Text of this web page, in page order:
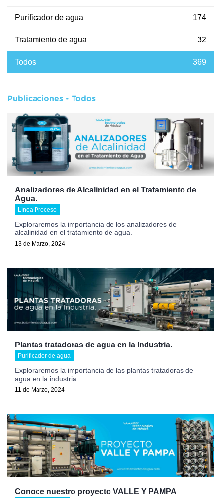
Purificador de agua 174
Tratamiento de agua 32
Todos 369
Publicaciones - Todos
Analizadores de Alcalinidad en el Tratamiento de
Agua.
Línea Proceso
Exploraremos la importancia de los analizadores de
alcalinidad en el tratamiento de agua.
13 de Marzo, 2024
Plantas tratadoras de agua en la Industria.
Purificador de agua
Exploraremos la importancia de las plantas tratadoras de
agua en la industria.
11 de Marzo, 2024
Conoce nuestro proyecto VALLE Y PAMPA